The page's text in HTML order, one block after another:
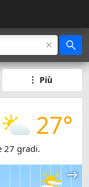
Più
27°
27 gradi.